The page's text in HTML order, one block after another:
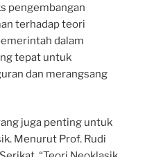
pengembangan
terhadap teori
dalam
tepat untuk
dan merangsang
juga penting untuk
Menurut Prof. Rudi